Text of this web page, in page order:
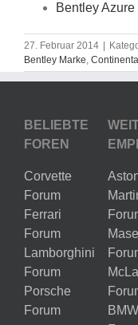
Bentley Azure
27. Februar 2014
Bentley Marke, Continental
BELIEBTE
FOREN
Corvette
Forum
Ferrari
Forum
Lamborghini
Forum
Porsche
Forum